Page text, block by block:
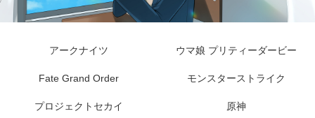
アークナイツ ウマ娘 プリティーダービー
Fate Grand Order モンスターストライク
プロジェクトセカイ 原神